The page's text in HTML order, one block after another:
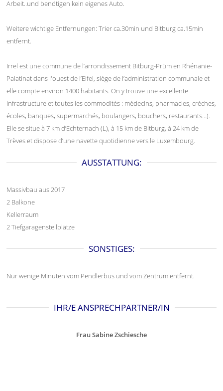
Arbeit..und benötigen kein eigenes Auto.
Weitere wichtige Entfernungen: Trier ca.30min und Bitburg ca.15min
entfernt.
Irrel est une commune de l’arrondissement Bitburg-Prüm en Rhénanie-
Palatinat dans l'ouest de l’Eifel, siège de l’administration communale et
elle compte environ 1400 habitants. On y trouve une excellente
infrastructure et toutes les commodités : médecins, pharmacies, crèches,
écoles, banques, supermarchés, boulangers, bouchers, restaurants…).
Elle se situe à 7 km d’Echternach (L), à 15 km de Bitburg, à 24 km de
Trèves et dispose d’une navette quotidienne vers le Luxembourg.
AUSSTATTUNG:
Massivbau aus 2017
2 Balkone
Kellerraum
2 Tiefgaragenstellplätze
SONSTIGES:
Nur wenige Minuten vom Pendlerbus und vom Zentrum entfernt.
IHR/E ANSPRECHPARTNER/IN
Frau Sabine Zschiesche